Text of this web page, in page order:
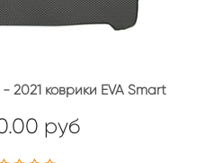
2021 коврики EVA Smart
руб